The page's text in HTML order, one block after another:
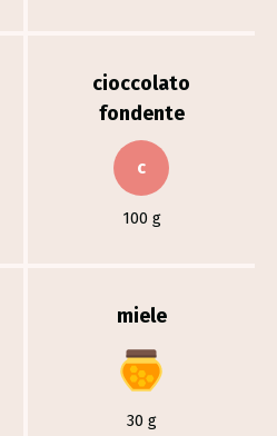
cioccolato
fondente
c
100 g
miele
30 g